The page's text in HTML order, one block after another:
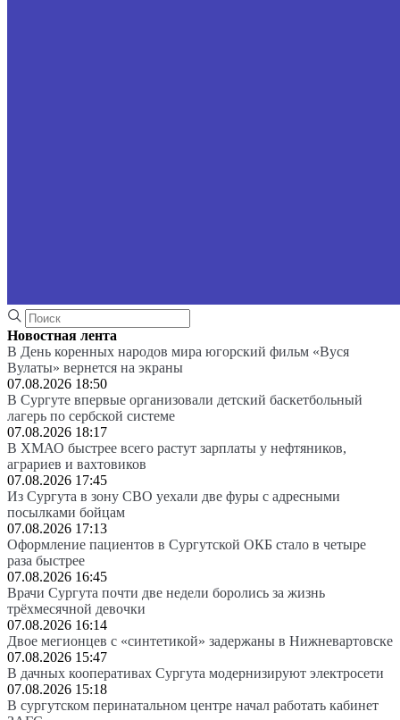
Новостная лента
В День коренных народов мира югорский фильм «Вуся
Вулаты» вернется на экраны
07.08.2026 18:50
В Сургуте впервые организовали детский баскетбольный
лагерь по сербской системе
07.08.2026 18:17
В ХМАО быстрее всего растут зарплаты у нефтяников,
аграриев и вахтовиков
07.08.2026 17:45
Из Сургута в зону СВО уехали две фуры с адресными
посылками бойцам
07.08.2026 17:13
Оформление пациентов в Сургутской ОКБ стало в четыре
раза быстрее
07.08.2026 16:45
Врачи Сургута почти две недели боролись за жизнь
трёхмесячной девочки
07.08.2026 16:14
Двое мегионцев с «синтетикой» задержаны в Нижневартовске
07.08.2026 15:47
В дачных кооперативах Сургута модернизируют электросети
07.08.2026 15:18
В сургутском перинатальном центре начал работать кабинет